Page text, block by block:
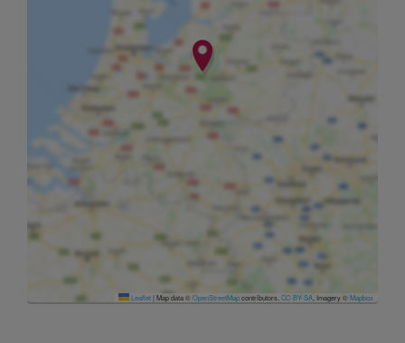
Leaflet|Map data ©OpenStreetMapcontributors,CC-BY-SA, Imagery ©Mapbox